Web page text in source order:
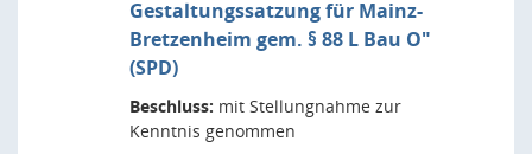
Gestaltungssatzung für Mainz-
Bretzenheim gem. § 88 L Bau O"
(SPD)
Beschluss: mit Stellungnahme zur
Kenntnis genommen